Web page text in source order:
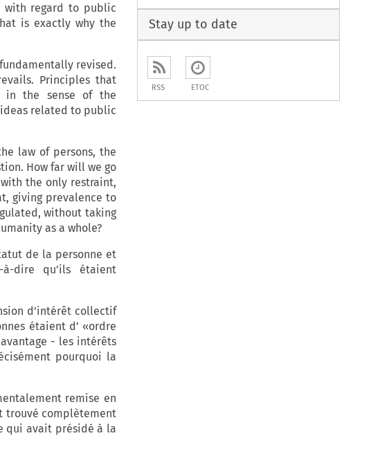
with regard to public
is exactly why the
revised.
Principles that
in the sense of the
related to public
law of persons, the
How far will we go
the only restraint,
giving prevalence to
without taking
as a whole?
de la personne et
dire qu’ils étaient
d’intérêt collectif
étaient d’ «ordre
- les intérêts
pourquoi la
remise en
trouvé complètement
qui avait présidé à la
Stay up to date
RSS ETOC